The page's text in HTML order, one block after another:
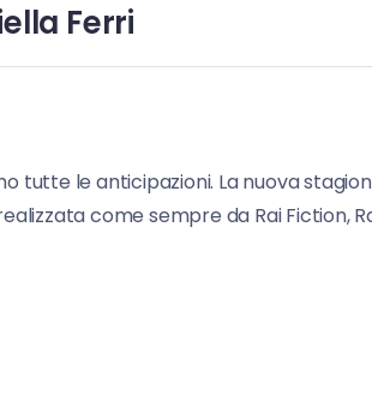
Ferri
tutte le anticipazioni. La nuova
come sempre da Rai Fiction,